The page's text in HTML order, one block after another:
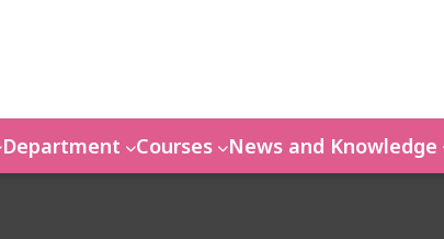
Department Courses News and Knowledge